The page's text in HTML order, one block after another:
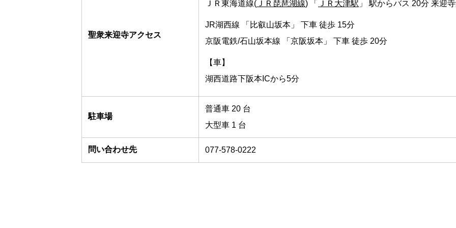
聖衆来迎寺アクセス
ＪＲ東海道線( ＪＲ琵琶湖線) 「 ＪＲ大津駅 」 駅からバス 20分 来迎寺
JR湖西線 「比叡山坂本」 下車 徒歩 15分
京阪電鉄/石山坂本線 「京阪坂本」 下車 徒歩 20分
【車】
湖西道路下阪本ICから5分
駐車場
普通車 20 台
大型車 1 台
問い合わせ先 077-578-0222